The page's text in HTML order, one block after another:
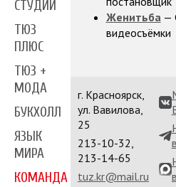
СТУДИИ
ТЮЗ
ПЛЮС
ТЮЗ +
МОДА
БУКХОЛЛ
ЯЗЫК
МИРА
КОМАНДА
Женитьба—
видеосъёмки
г. Красноярск,
ул. Вавилова,
25
213-10-32,
213-14-65
tuz.kr@mail.ru